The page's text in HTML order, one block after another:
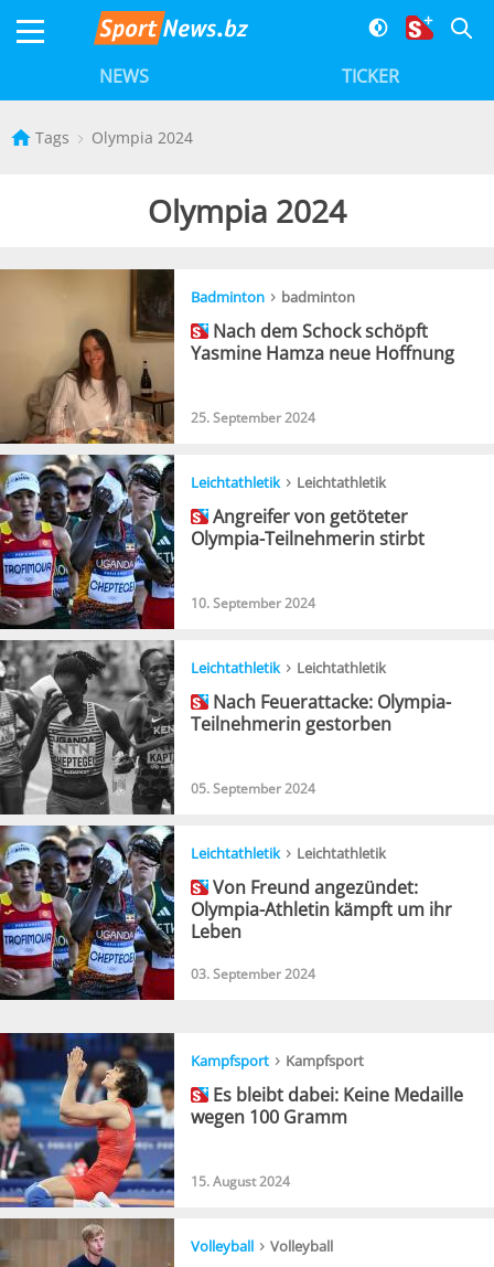
NEWS TICKER
Tags Olympia 2024
Olympia 2024
Badminton › badminton
Nach dem Schock schöpft
Yasmine Hamza neue Hoffnung
25. September 2024
Leichtathletik› Leichtathletik
Angreifer von getöteter
Olympia-Teilnehmerin stirbt
10. September 2024
Leichtathletik› Leichtathletik
Nach Feuerattacke: Olympia-
Teilnehmerin gestorben
05. September 2024
Leichtathletik› Leichtathletik
Von Freund angezündet:
Olympia-Athletin kämpft um ihr
Leben
03. September 2024
Kampfsport › Kampfsport
Es bleibt dabei: Keine Medaille
wegen 100 Gramm
15. August 2024
Volleyball › Volleyball